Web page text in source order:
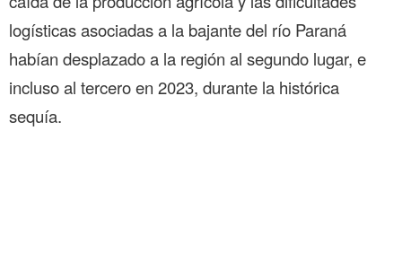
logísticas asociadas a la bajante del río Paraná
habían desplazado a la región al segundo lugar, e
incluso al tercero en 2023, durante la histórica
sequía.